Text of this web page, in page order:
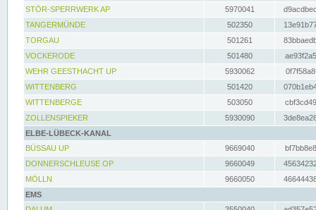
STÖR-SPERRWERK AP 5970041
TANGERMÜNDE
502350
TORGAU
501261
VOCKERODE
501480
WEHR GEESTHACHT UP
5930062
WITTENBERG
501420
WITTENBERGE
503050
ZOLLENSPIEKER
5930090
ELBE-LÜBECK-KANAL
BÜSSAU UP
9669040
DONNERSCHLEUSE OP
9660049
MÖLLN
9660050
EMS